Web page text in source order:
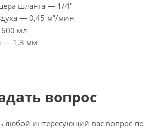
шланга — 1/4″
— 0,45 м³/мин
мл
— 1,3 мм
вопрос
любой интересующий вас вопрос по